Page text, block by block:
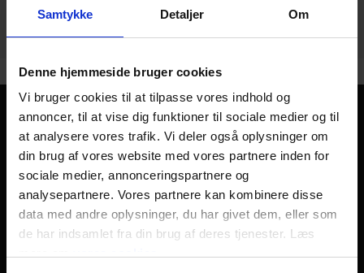
Samtykke Detaljer Om
Denne hjemmeside bruger cookies
Vi bruger cookies til at tilpasse vores indhold og
annoncer, til at vise dig funktioner til sociale medier og til
at analysere vores trafik. Vi deler også oplysninger om
din brug af vores website med vores partnere inden for
sociale medier, annonceringspartnere og
analysepartnere. Vores partnere kan kombinere disse
data med andre oplysninger, du har givet dem, eller som
de har indsamlet fra din brug af deres tjenester. Læs
Kom sikkert hjem - hver dag
Personlig sikkerhed handler kort sagt om at komme sikkert
hjem fra arbejde hver dag, året rundt. Der skal kun en
skæbnesvanger dag til at ændre et helt liv og alle liv
omkring det. Derfor finder du hos os i Stennevad personligt
sikkerhedsudstyr såsomarbejdshandsker,
sikkerhedshjelme,sikkerhedsskoogåndedrætsværn af